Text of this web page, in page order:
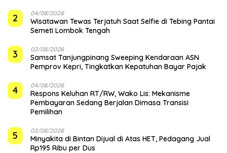
2 04/08/2026
Wisatawan Tewas Terjatuh Saat Selfie di Tebing Pantai
Semeti Lombok Tengah
3 03/08/2026
Samsat Tanjungpinang Sweeping Kendaraan ASN
Pemprov Kepri, Tingkatkan Kepatuhan Bayar Pajak
4 04/08/2026
‎Respons Keluhan RT/RW, Wako Lis: Mekanisme
Pembayaran Sedang Berjalan Dimasa Transisi
Pemilihan
5 03/08/2026
Minyakita di Bintan Dijual di Atas HET, Pedagang Jual
Rp195 Ribu per Dus